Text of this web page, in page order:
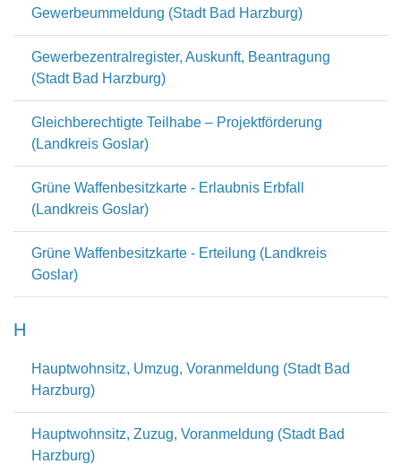
Gewerbeummeldung (Stadt Bad Harzburg)
Gewerbezentralregister, Auskunft, Beantragung
(Stadt Bad Harzburg)
Gleichberechtigte Teilhabe – Projektförderung
(Landkreis Goslar)
Grüne Waffenbesitzkarte - Erlaubnis Erbfall
(Landkreis Goslar)
Grüne Waffenbesitzkarte - Erteilung (Landkreis
Goslar)
H
Hauptwohnsitz, Umzug, Voranmeldung (Stadt Bad
Harzburg)
Hauptwohnsitz, Zuzug, Voranmeldung (Stadt Bad
Harzburg)